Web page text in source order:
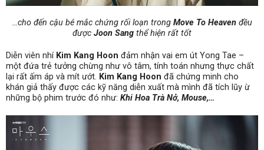
…cho đến cậu bé mắc chứng rối loạn trong Move To Heavenđều
được Joon Sang thể hiện rất tốt
Diễn viên nhí Kim Kang Hoon đảm nhận vai em út Yong Tae –
một đứa trẻ tưởng chừng như vô tâm, tính toán nhưng thực chất
lại rất ấm áp và mít ướt. Kim Kang Hoon đã chứng minh cho
khán giả thấy được các kỹ năng diễn xuất mà mình đã tích lũy ừ
những bộ phim trước đó như: Khi Hoa Trà Nở, Mouse,…